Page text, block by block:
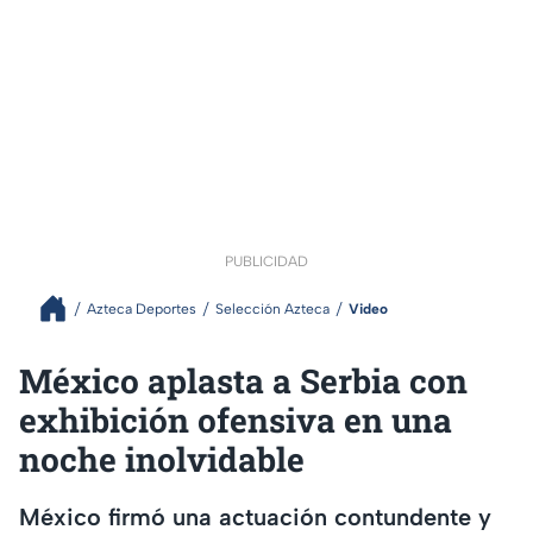
PUBLICIDAD
Azteca Deportes Selección Azteca Video
México aplasta a Serbia con
exhibición ofensiva en una
noche inolvidable
México firmó una actuación contundente y